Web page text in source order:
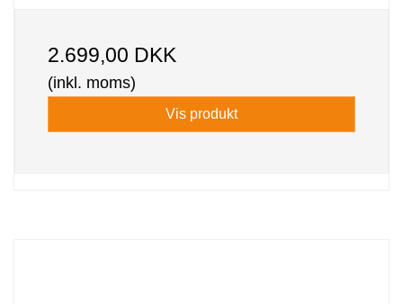
2.699,00 DKK
(inkl. moms)
Vis produkt